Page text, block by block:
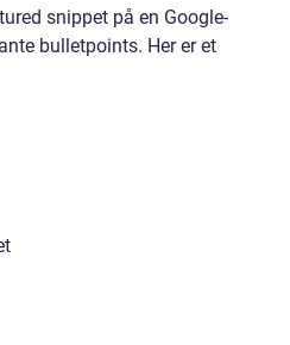
snippet på en Google-
bulletpoints. Her er et